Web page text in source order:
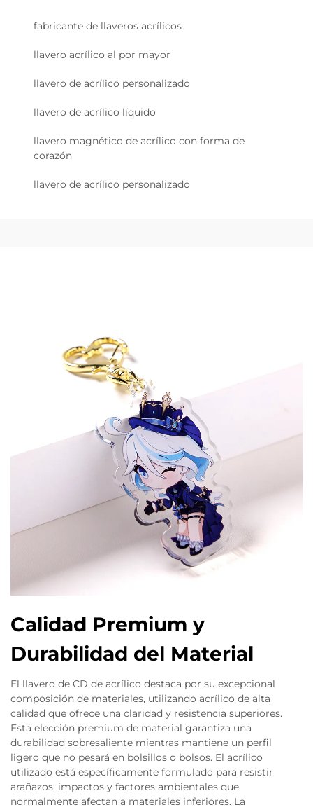
fabricante de llaveros acrílicos
llavero acrílico al por mayor
llavero de acrílico personalizado
llavero de acrílico líquido
llavero magnético de acrílico con forma de
corazón
llavero de acrílico personalizado
Calidad Premium y
Durabilidad del Material
El llavero de CD de acrílico destaca por su excepcional
composición de materiales, utilizando acrílico de alta
calidad que ofrece una claridad y resistencia superiores.
Esta elección premium de material garantiza una
durabilidad sobresaliente mientras mantiene un perfil
ligero que no pesará en bolsillos o bolsos. El acrílico
utilizado está específicamente formulado para resistir
arañazos, impactos y factores ambientales que
normalmente afectan a materiales inferiores. La